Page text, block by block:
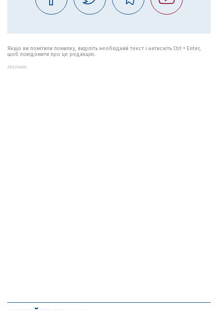
Якщо ви помітили помилку, виділіть необхідний текст і натисніть Ctrl + Enter,
щоб повідомити про це редакцію.
РЕКЛАМА: